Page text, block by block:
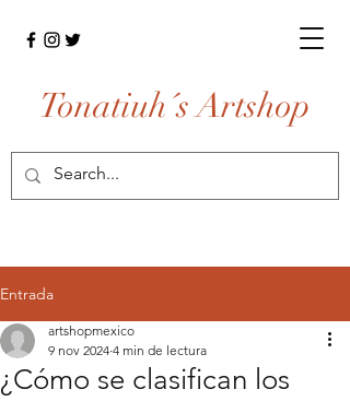
Tonatiuh´s Artshop
Entrada
¿Cómo se clasifican los
artshopmexico
9 nov 2024 4 min de lectura